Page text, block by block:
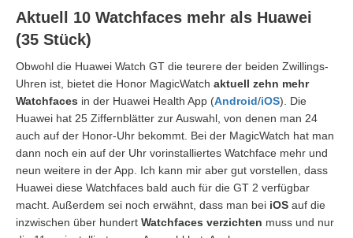
Aktuell 10 Watchfaces mehr als Huawei
(35 Stück)
Obwohl die Huawei Watch GT die teurere der beiden Zwillings-
Uhren ist, bietet die Honor MagicWatch aktuell zehn mehr
Watchfaces in der Huawei Health App (Android/iOS). Die
Huawei hat 25 Ziffernblätter zur Auswahl, von denen man 24
auch auf der Honor-Uhr bekommt. Bei der MagicWatch hat man
dann noch ein auf der Uhr vorinstalliertes Watchface mehr und
neun weitere in der App. Ich kann mir aber gut vorstellen, dass
Huawei diese Watchfaces bald auch für die GT 2 verfügbar
macht. Außerdem sei noch erwähnt, dass man bei iOS auf die
inzwischen über hundert Watchfaces verzichten muss und nur